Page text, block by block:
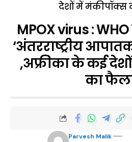
देशों में मंकीपॉक्स
MPOX virus :
‘अंतरराष्ट्रीय
,अफ्रीका के कई
का
Parvesh Malik